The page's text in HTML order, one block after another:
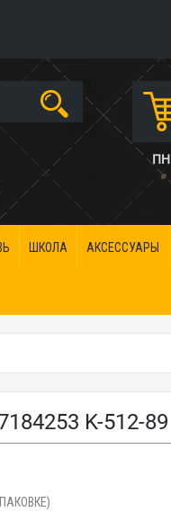
ПН
•
ШКОЛА АКСЕССУАРЫ
K-512-89